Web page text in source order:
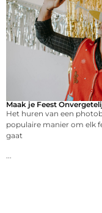
Maak je Feest
Het huren van een
populaire manier om elk
gaat